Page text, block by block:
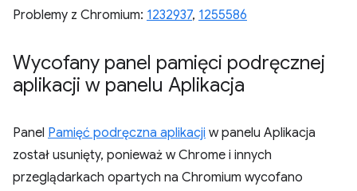
Problemy z Chromium: 1232937, 1255586
Wycofany panel pamięci podręcznej
aplikacji w panelu Aplikacja
Panel Pamięć podręczna aplikacji w panelu Aplikacja
został usunięty, ponieważ w Chrome i innych
przeglądarkach opartych na Chromium wycofano